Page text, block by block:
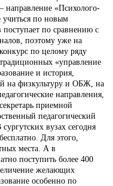
«Психолого-
учиться по новым
поступает по сравнению с
поэтому уже на
по целому ряду
«управление
и история,
на физкультуру и ОБЖ, на
направления,
приемной
педагогический
вузах сегодня
Для этого,
места. А в
поступить более 400
желающих
особенно по